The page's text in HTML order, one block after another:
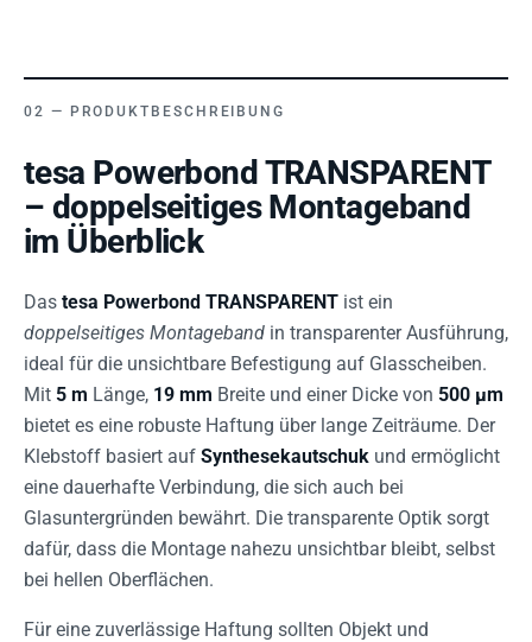
PRODUKTBESCHREIBUNG
tesa Powerbond TRANSPARENT
– doppelseitiges Montageband
im Überblick
Das tesa Powerbond TRANSPARENT ist ein
doppelseitiges Montageband in transparenter Ausführung,
ideal für die unsichtbare Befestigung auf Glasscheiben.
Mit 5 m Länge, 19 mm Breite und einer Dicke von 500 µm
bietet es eine robuste Haftung über lange Zeiträume. Der
Klebstoff basiert auf Synthesekautschuk und ermöglicht
eine dauerhafte Verbindung, die sich auch bei
Glasuntergründen bewährt. Die transparente Optik sorgt
dafür, dass die Montage nahezu unsichtbar bleibt, selbst
bei hellen Oberflächen.
Für eine zuverlässige Haftung sollten Objekt und